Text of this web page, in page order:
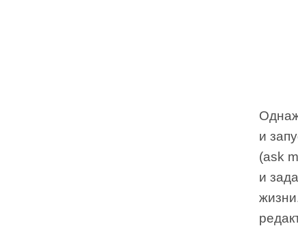
и
(ask
и